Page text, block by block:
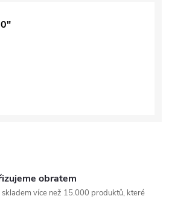
obratem
více než 15.000 produktů, které